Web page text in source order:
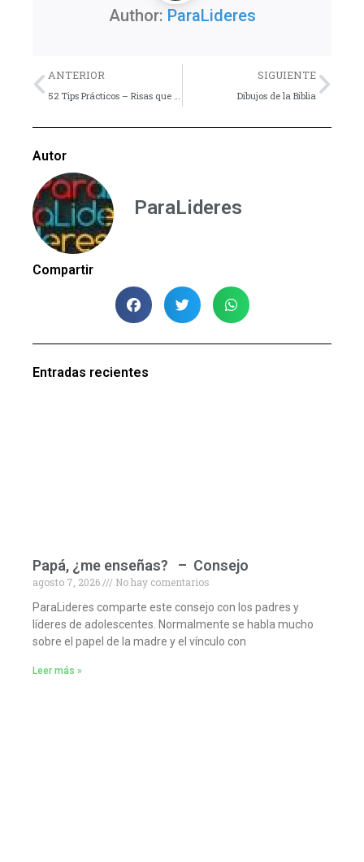
Author: ParaLideres
Previo
ANTERIOR
52 Tips Prácticos – Risas que Ridiculizan
SIGUIENTE
Dibujos de la Biblia
Autor
ParaLideres
Compartir
Entradas recientes
Papá, ¿me enseñas? – Consejo
agosto 7, 2026
No hay comentarios
ParaLideres comparte este consejo con los padres y
líderes de adolescentes. Normalmente se habla mucho
sobre el papel de la madre y el vínculo con
Leer más »